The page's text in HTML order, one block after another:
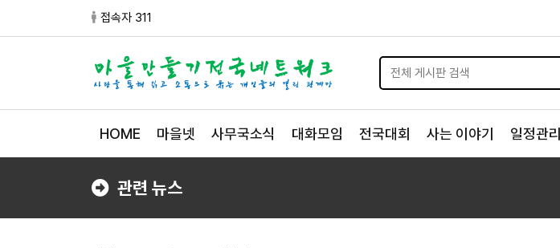
접속자 311
HOME 마을넷 사무국소식 대화모임 전국대회 사는 이야기 일정관리
관련 뉴스